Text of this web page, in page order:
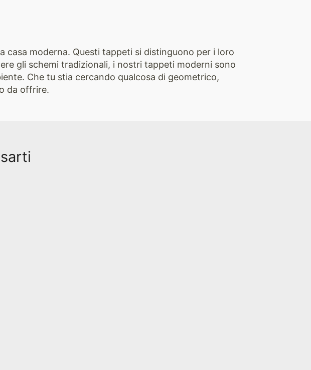
moderna. Questi tappeti si distinguono per i loro
gli schemi tradizionali, i nostri tappeti moderni sono
Che tu stia cercando qualcosa di geometrico,
da offrire.